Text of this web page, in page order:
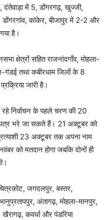
दंतेवाड़ा में 5, डोंगरगढ़, खुज्जी,
कांकेर, बीजापुर में 2-2 और
है।
क्षेत्रों सहित राजनांदगाँव, मोहला-
गंडई तथा कबीरधाम जिलों के 8
जारी है।
निर्वाचन के पहले चरण की 20
भरे जा सकते हैं। 21 अक्टूबर को
23 अक्टूबर तक अपना नाम
को मतदान होगा जबकि दोनों ही
जगदलपुर, बस्तर,
अंतागढ़, मोहला-मानपुर,
कवर्धा और पंडरिया